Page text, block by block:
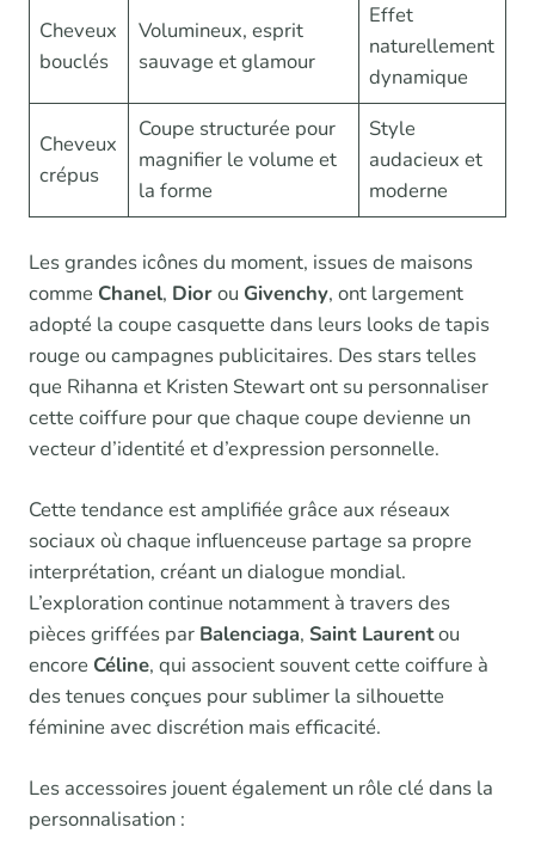
Cheveux
bouclés
Volumineux, esprit
sauvage et glamour
Effet
naturellement
dynamique
Cheveux
crépus
Coupe structurée pour
magnifier le volume et
la forme
Style
audacieux et
moderne
Les grandes icônes du moment, issues de maisons
comme Chanel, Diorou Givenchy, ont largement
adopté la coupe casquette dans leurs looks de tapis
rouge ou campagnes publicitaires. Des stars telles
que Rihanna et Kristen Stewart ont su personnaliser
cette coiffure pour que chaque coupe devienne un
vecteur d’identité et d’expression personnelle.
Cette tendance est amplifiée grâce aux réseaux
sociaux où chaque influenceuse partage sa propre
interprétation, créant un dialogue mondial.
L’exploration continue notamment à travers des
pièces griffées par Balenciaga, Saint Laurentou
encore Céline, qui associent souvent cette coiffure à
des tenues conçues pour sublimer la silhouette
féminine avec discrétion mais efficacité.
Les accessoires jouent également un rôle clé dans la
personnalisation :